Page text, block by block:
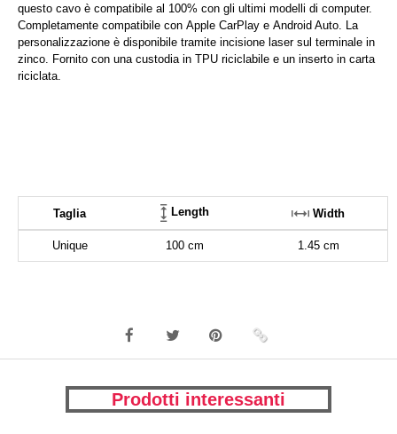
questo cavo è compatibile al 100% con gli ultimi modelli di computer.
Completamente compatibile con Apple CarPlay e Android Auto. La
personalizzazione è disponibile tramite incisione laser sul terminale in
zinco. Fornito con una custodia in TPU riciclabile e un inserto in carta
riciclata.
Taglia Length Width
Unique 100 cm 1.45 cm
Prodotti interessanti